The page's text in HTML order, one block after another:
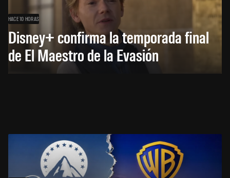
HACE 10 HORAS
Disney+ confirma la temporada final
de El Maestro de la Evasión